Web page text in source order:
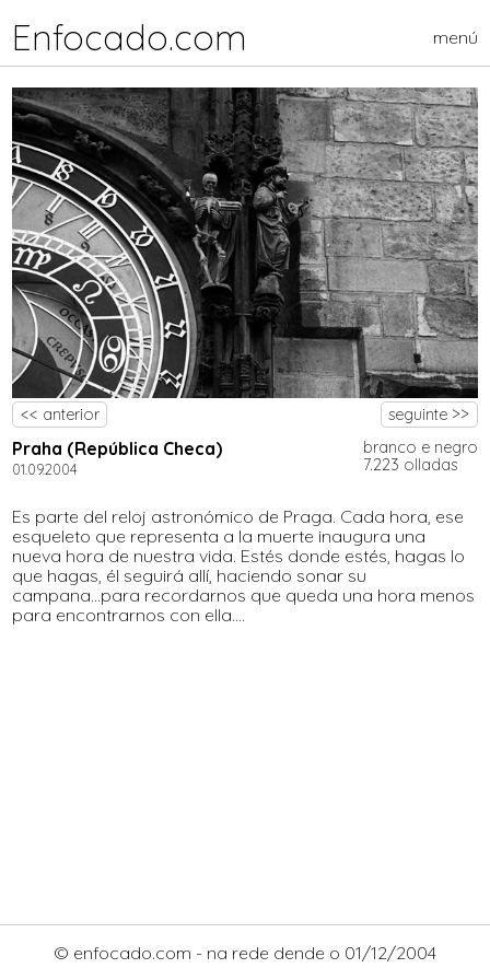
Enfocado.com menú
<< anterior seguinte >>
Praha (República Checa)
01.09.2004
branco e negro
7.223 olladas
Es parte del reloj astronómico de Praga. Cada hora, ese
esqueleto que representa a la muerte inaugura una
nueva hora de nuestra vida. Estés donde estés, hagas lo
que hagas, él seguirá allí, haciendo sonar su
campana...para recordarnos que queda una hora menos
para encontrarnos con ella....
© enfocado.com - na rede dende o 01/12/2004